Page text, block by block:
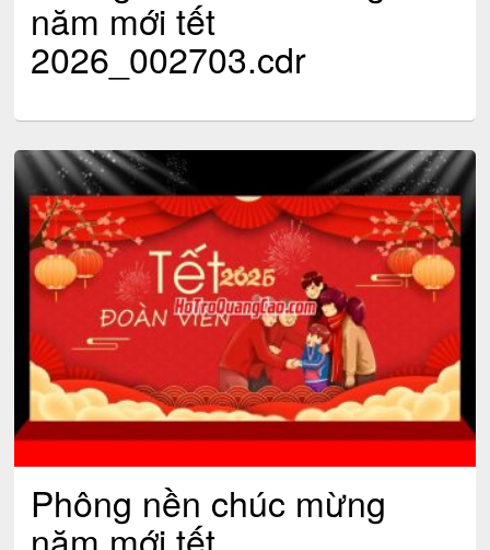
năm mới tết
2026_002703.cdr
Phông nền chúc mừng